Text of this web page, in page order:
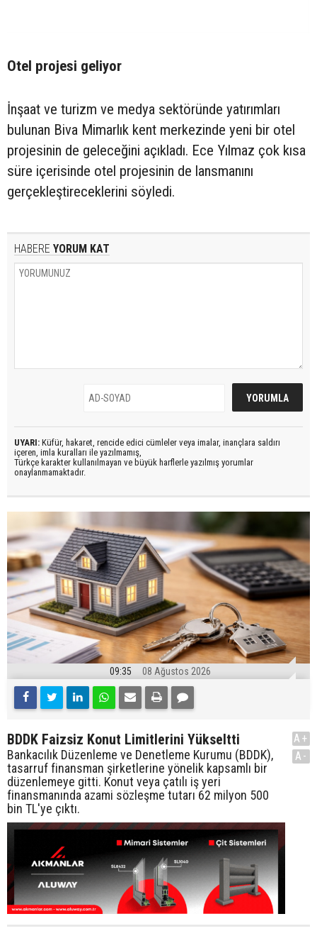
Otel projesi geliyor
İnşaat ve turizm ve medya sektöründe yatırımları
bulunan Biva Mimarlık kent merkezinde yeni bir otel
projesinin de geleceğini açıkladı. Ece Yılmaz çok kısa
süre içerisinde otel projesinin de lansmanını
gerçekleştireceklerini söyledi.
HABERE YORUM KAT
UYARI: Küfür, hakaret, rencide edici cümleler veya imalar, inançlara saldırı
içeren, imla kuralları ile yazılmamış,
Türkçe karakter kullanılmayan ve büyük harflerle yazılmış yorumlar
onaylanmamaktadır.
09:35 08 Ağustos 2026
BDDK Faizsiz Konut Limitlerini Yükseltti
Bankacılık Düzenleme ve Denetleme Kurumu (BDDK),
tasarruf finansman şirketlerine yönelik kapsamlı bir
düzenlemeye gitti. Konut veya çatılı iş yeri
finansmanında azami sözleşme tutarı 62 milyon 500
bin TL'ye çıktı.
A+
A-